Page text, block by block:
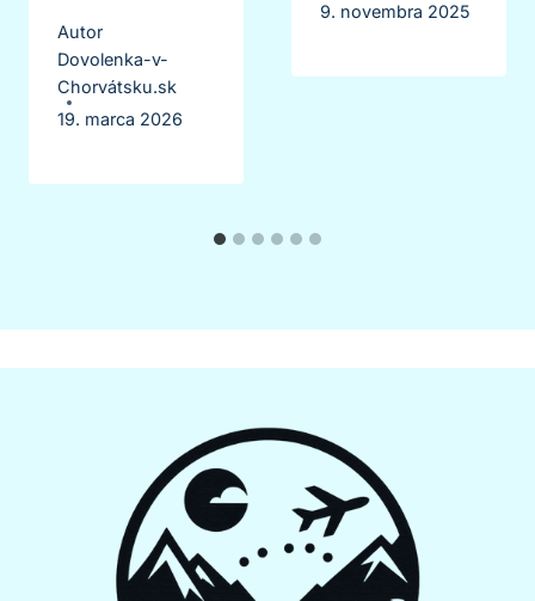
Autor
Dovolenka-v-
Chorvátsku.sk
19. marca 2026
9. novembra 2025